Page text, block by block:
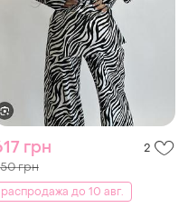
грн 2
грн
распродажа до 10 авг.